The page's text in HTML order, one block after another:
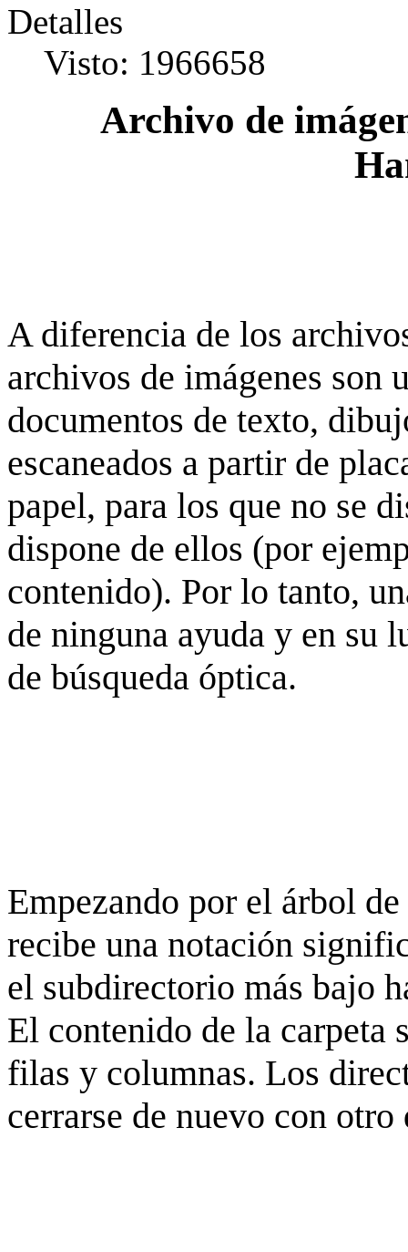
Detalles
Visto: 1966658
Archivo de
A diferencia de los
archivos de imágenes son
documentos de texto,
escaneados a partir de
papel, para los que no se
dispone de ellos (por
contenido). Por lo tanto,
de ninguna ayuda y en su
de búsqueda óptica.
Empezando por el árbol
recibe una notación
el subdirectorio más bajo
El contenido de la carpeta
filas y columnas. Los
cerrarse de nuevo con